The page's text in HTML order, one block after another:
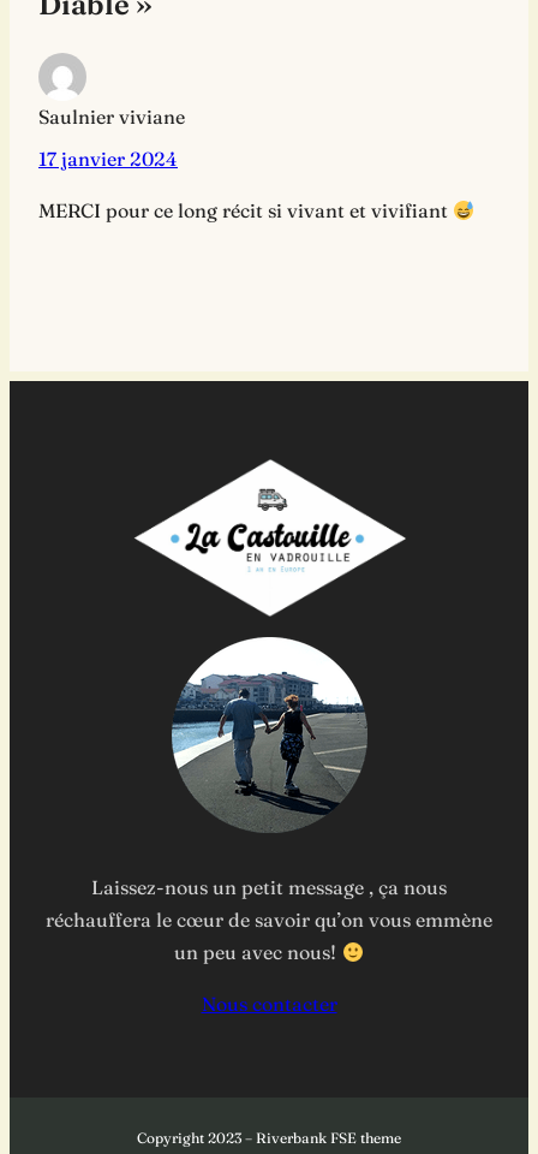
Saulnier viviane
17 janvier 2024
MERCI pour ce long récit si vivant et vivifiant
Laissez-nous un petit message , ça nous
réchauffera le cœur de savoir qu’on vous emmène
un peu avec nous!
Nous contacter
Copyright 2023 – Riverbank FSE theme